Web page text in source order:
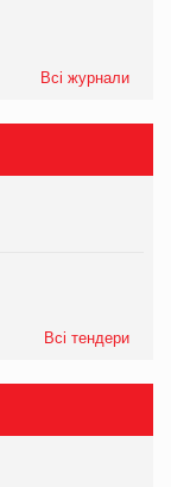
Всі журнали
Всі тендери